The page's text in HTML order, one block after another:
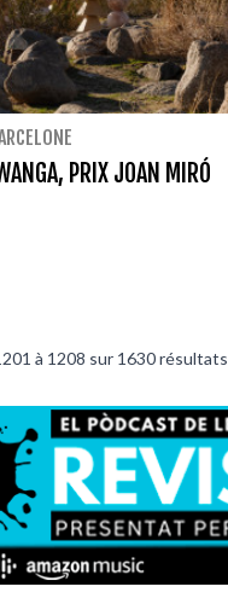
PRIX JOAN MIRÓ
à 1208 sur 1630résultats